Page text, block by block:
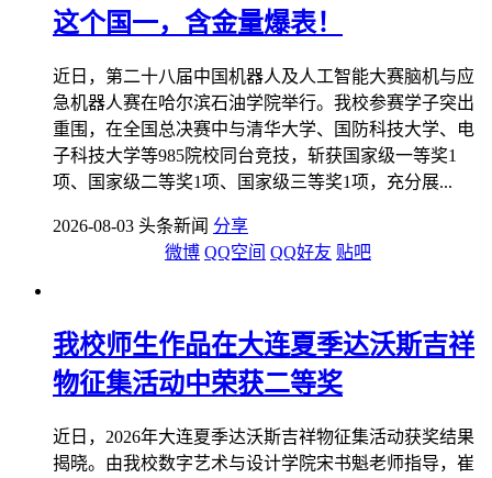
这个国一，含金量爆表！
近日，第二十八届中国机器人及人工智能大赛脑机与应
急机器人赛在哈尔滨石油学院举行。我校参赛学子突出
重围，在全国总决赛中与清华大学、国防科技大学、电
子科技大学等985院校同台竞技，斩获国家级一等奖1
项、国家级二等奖1项、国家级三等奖1项，充分展...
2026-08-03 头条新闻 分享
微博 QQ空间 QQ好友 贴吧
我校师生作品在大连夏季达沃斯吉祥
物征集活动中荣获二等奖
近日，2026年大连夏季达沃斯吉祥物征集活动获奖结果
揭晓。由我校数字艺术与设计学院宋书魁老师指导，崔